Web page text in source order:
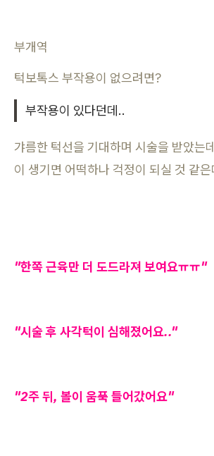
부개역
턱보톡스 부작용이 없으려면?
부작용이 있다던데..
갸름한 턱선을 기대하며 시술을 받았는
이 생기면 어떡하나 걱정이 되실 것 같은
"한쪽 근육만 더 도드라져 보여요ㅠㅠ"
"시술 후 사각턱이 심해졌어요.."
"2주 뒤, 볼이 움푹 들어갔어요"